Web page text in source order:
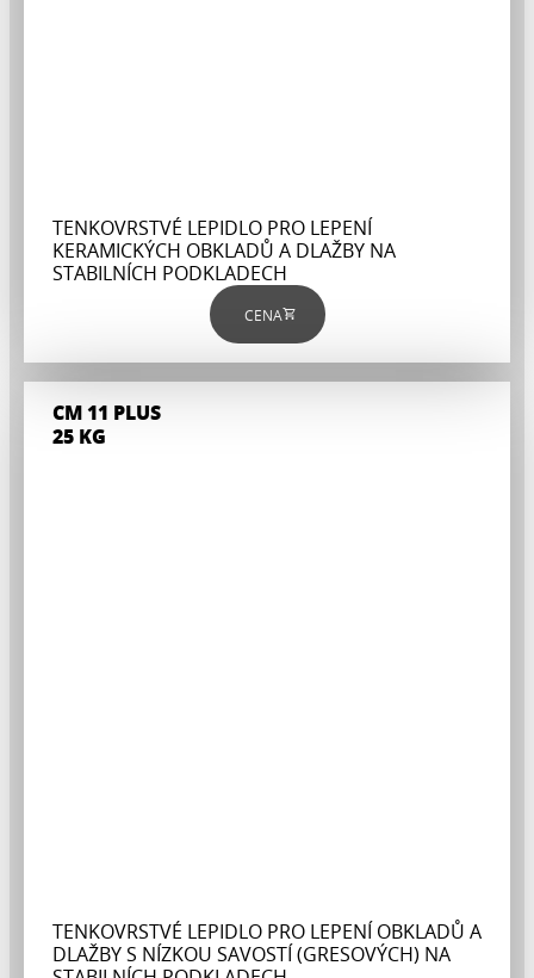
TENKOVRSTVÉ LEPIDLO PRO LEPENÍ
KERAMICKÝCH OBKLADŮ A DLAŽBY NA
STABILNÍCH PODKLADECH
CENA
CM 11 PLUS
25 KG
TENKOVRSTVÉ LEPIDLO PRO LEPENÍ OBKLADŮ A
DLAŽBY S NÍZKOU SAVOSTÍ (GRESOVÝCH) NA